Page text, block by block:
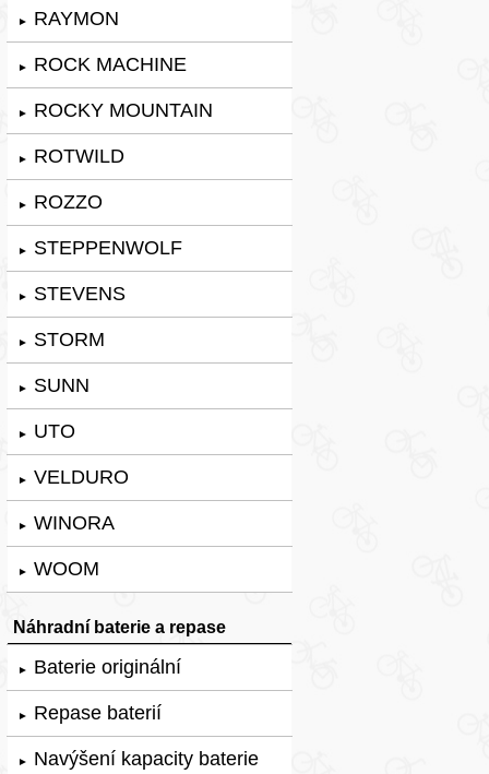
► RAYMON
► ROCK MACHINE
► ROCKY MOUNTAIN
► ROTWILD
► ROZZO
► STEPPENWOLF
► STEVENS
► STORM
► SUNN
► UTO
► VELDURO
► WINORA
► WOOM
Náhradní baterie a repase
► Baterie originální
► Repase baterií
► Navýšení kapacity baterie